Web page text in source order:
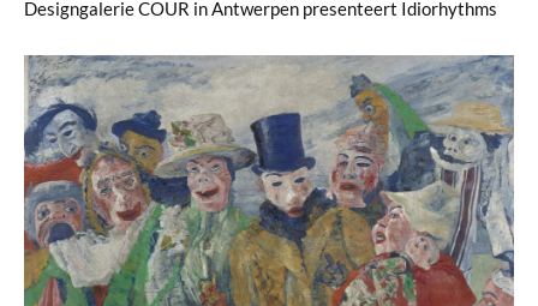
Designgalerie COUR in Antwerpen presenteert Idiorhythms